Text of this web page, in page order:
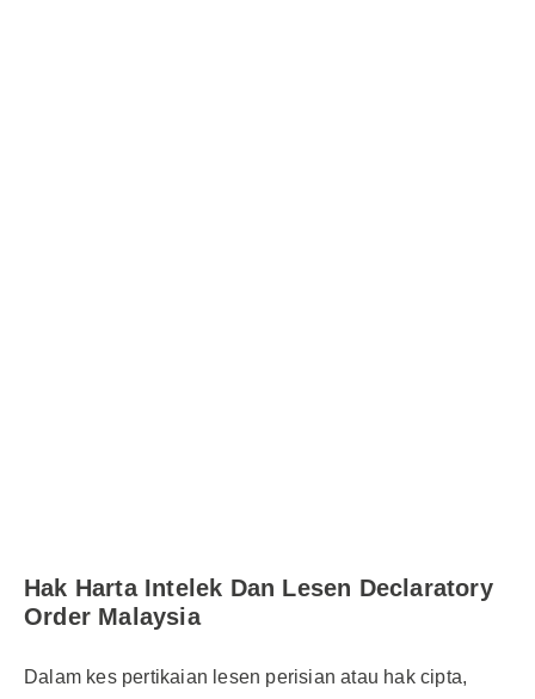
Hak Harta Intelek Dan Lesen Declaratory
Order Malaysia
Dalam kes pertikaian lesen perisian atau hak cipta,